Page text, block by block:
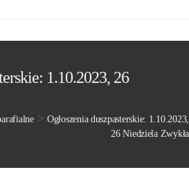
1.10.2023, 26
> Ogłoszenia duszpasterskie: 1.10.2023,
26 Niedziela Zwykła